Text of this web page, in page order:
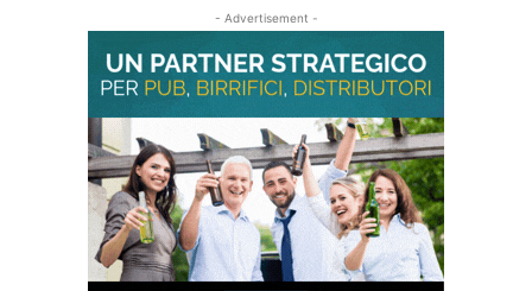
- Advertisement -